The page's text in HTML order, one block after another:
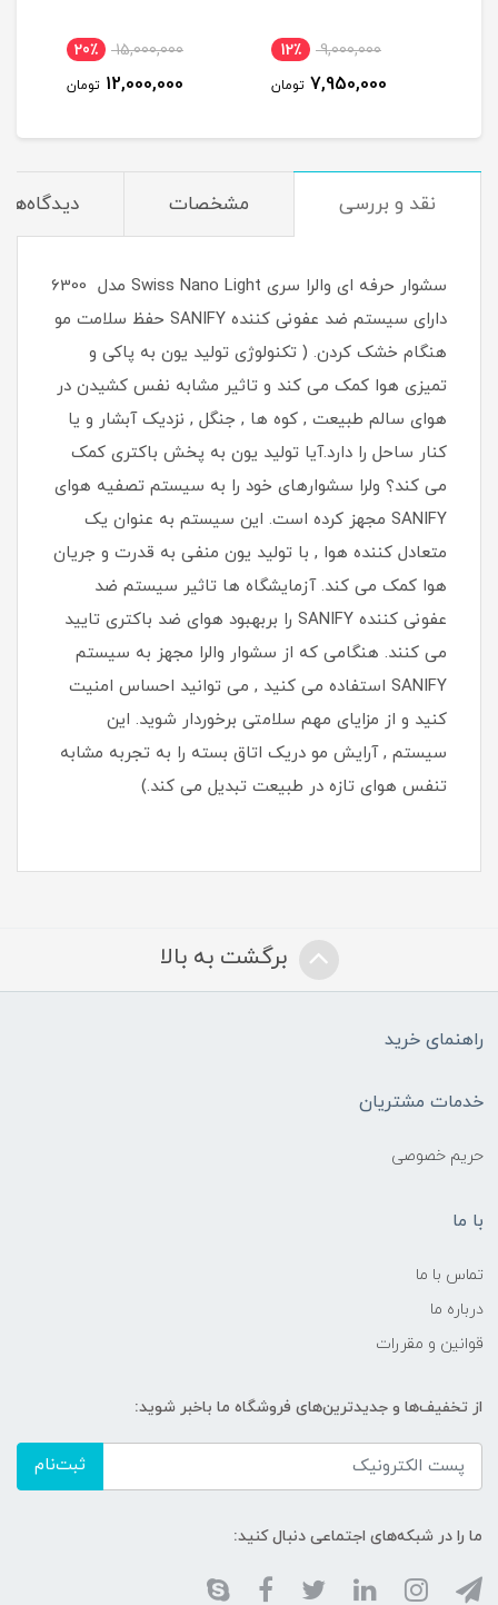
9,000,000 12٪
7,950,000 تومان
15,000,000 20٪
12,000,000 تومان
نقد و بررسی مشخصات دیدگاه‌ها
سشوار حرفه ای والرا سری Swiss Nano Light مدل 6300
دارای سیستم ضد عفونی کننده SANIFY حفظ سلامت مو
هنگام خشک کردن. ( تکنولوژی تولید یون به پاکی و
تمیزی هوا کمک می کند و تاثیر مشابه نفس کشیدن در
هوای سالم طبیعت , کوه ها , جنگل , نزدیک آبشار و یا
کنار ساحل را دارد.آیا تولید یون به پخش باکتری کمک
می کند؟ ولرا سشوارهای خود را به سیستم تصفیه هوای
SANIFY مجهز کرده است. این سیستم به عنوان یک
متعادل کننده هوا , با تولید یون منفی به قدرت و جریان
هوا کمک می کند. آزمایشگاه ها تاثیر سیستم ضد
عفونی کننده SANIFY را بربهبود هوای ضد باکتری تایید
می کنند. هنگامی که از سشوار والرا مجهز به سیستم
SANIFY استفاده می کنید , می توانید احساس امنیت
کنید و از مزایای مهم سلامتی برخوردار شوید. این
سیستم , آرایش مو دریک اتاق بسته را به تجربه مشابه
تنفس هوای تازه در طبیعت تبدیل می کند.)
برگشت به بالا
راهنمای خرید
خدمات مشتریان
حریم خصوصی
با ما
تماس با ما
درباره ما
قوانین و مقررات
از تخفیف‌ها و جدیدترین‌های فروشگاه ما باخبر شوید:
ثبت‌نام
ما را در شبکه‌های اجتماعی دنبال کنید: